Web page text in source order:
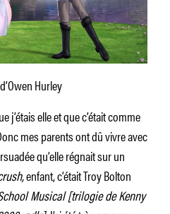
Hurley
j’étais elle et que c’était comme
mes parents ont dû vivre avec
qu’elle régnait sur un
enfant, c’était Troy Bolton
Musical [trilogie de Kenny